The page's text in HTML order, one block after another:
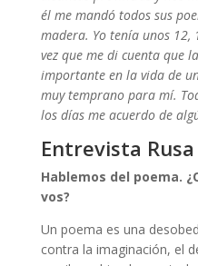
él me mandó todos sus
madera. Yo tenía unos 12,
vez que me di cuenta que
importante en la vida de
muy temprano para mí.
los días me acuerdo de
Entrevista Rusa
Hablemos del poema.
vos?
Un poema es una
contra la imaginación, el